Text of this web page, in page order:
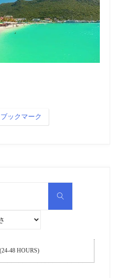
ブックマーク
検
48 HOURS)